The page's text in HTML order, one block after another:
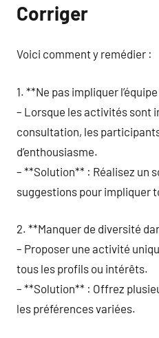
Corriger
Voici comment y remédier :
1. **Ne pas impliquer
– Lorsque les activités sont
consultation, les
d’enthousiasme.
– **Solution** : Réalisez un
suggestions pour impliquer
2. **Manquer de diversité
– Proposer une activité
tous les profils ou intérêts.
– **Solution** : Offrez
les préférences variées.